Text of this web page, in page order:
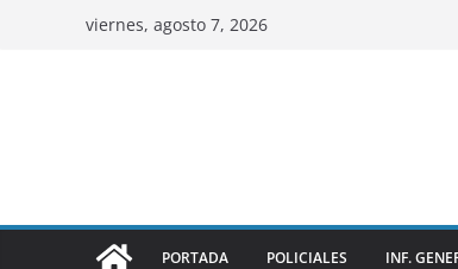
viernes, agosto 7, 2026
PORTADA POLICIALES INF.